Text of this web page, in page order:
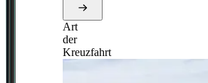
Art
der
Kreuzfahrt